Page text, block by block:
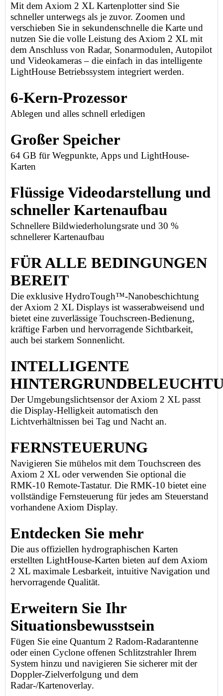
Mit dem Axiom 2 XL Kartenplotter sind Sie
schneller unterwegs als je zuvor. Zoomen und
verschieben Sie in sekundenschnelle die Karte und
nutzen Sie die volle Leistung des Axiom 2 XL mit
dem Anschluss von Radar, Sonarmodulen, Autopilot
und Videokameras – die einfach in das intelligente
LightHouse Betriebssystem integriert werden.
6-Kern-Prozessor
Ablegen und alles schnell erledigen
Großer Speicher
64 GB für Wegpunkte, Apps und LightHouse-
Karten
Flüssige Videodarstellung und
schneller Kartenaufbau
Schnellere Bildwiederholungsrate und 30 %
schnellerer Kartenaufbau
FÜR ALLE BEDINGUNGEN
BEREIT
Die exklusive HydroTough™-Nanobeschichtung
der Axiom 2 XL Displays ist wasserabweisend und
bietet eine zuverlässige Touchscreen-Bedienung,
kräftige Farben und hervorragende Sichtbarkeit,
auch bei starkem Sonnenlicht.
INTELLIGENTE
Der Umgebungslichtsensor der Axiom 2 XL passt
die Display-Helligkeit automatisch den
Lichtverhältnissen bei Tag und Nacht an.
FERNSTEUERUNG
Navigieren Sie mühelos mit dem Touchscreen des
Axiom 2 XL oder verwenden Sie optional die
RMK-10 Remote-Tastatur. Die RMK-10 bietet eine
vollständige Fernsteuerung für jedes am Steuerstand
vorhandene Axiom Display.
Entdecken Sie mehr
Die aus offiziellen hydrographischen Karten
erstellten LightHouse-Karten bieten auf dem Axiom
2 XL maximale Lesbarkeit, intuitive Navigation und
hervorragende Qualität.
Erweitern Sie Ihr
Situationsbewusstsein
Fügen Sie eine Quantum 2 Radom-Radarantenne
oder einen Cyclone offenen Schlitzstrahler Ihrem
System hinzu und navigieren Sie sicherer mit der
Doppler-Zielverfolgung und dem
Radar-/Kartenoverlay.